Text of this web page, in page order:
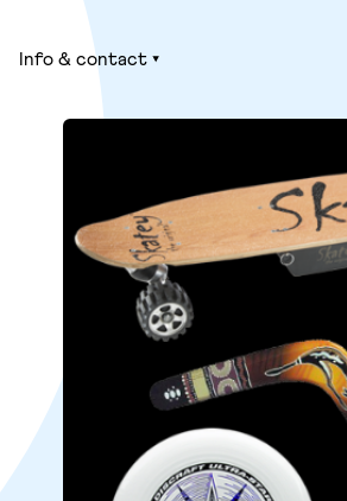
Info & contact